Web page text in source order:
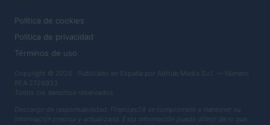
Política de cookies
Política de privacidad
Términos de uso
Copyright © 2026 · Publicado en España por AdHub Media S.r.l. — Número
REA 2729933
Todos los derechos reservados
Descargo de responsabilidad: Finanzas24 se compromete a mantener su
información precisa y actualizada. Esta información puede diferir de lo que